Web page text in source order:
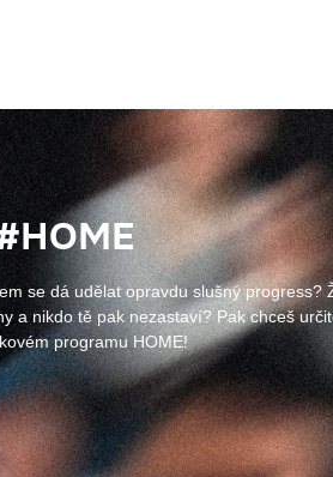
se dá udělat opravdu slušný progress?
a nikdo tě pak nezastaví? Pak chceš
programu HOME!